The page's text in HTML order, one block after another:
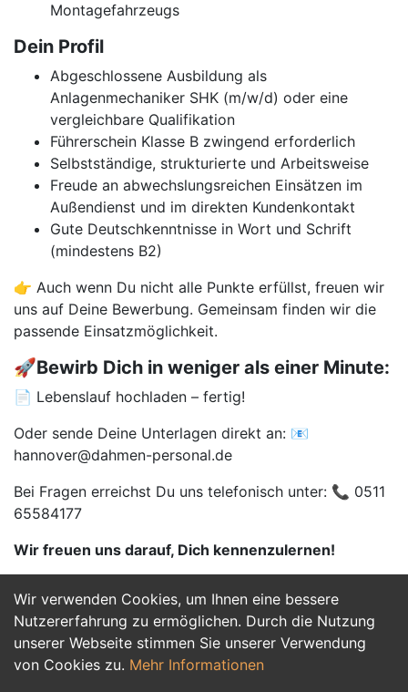
Wir verwenden Cookies, um Ihnen eine bessere
Nutzererfahrung zu ermöglichen. Durch die Nutzung
unserer Webseite stimmen Sie unserer Verwendung
von Cookies zu. Mehr Informationen
Montagefahrzeugs
Dein Profil
Abgeschlossene Ausbildung als
Anlagenmechaniker SHK (m/w/d) oder eine
vergleichbare Qualifikation
Führerschein Klasse B zwingend erforderlich
Selbstständige, strukturierte und Arbeitsweise
Freude an abwechslungsreichen Einsätzen im
Außendienst und im direkten Kundenkontakt
Gute Deutschkenntnisse in Wort und Schrift
(mindestens B2)
👉 Auch wenn Du nicht alle Punkte erfüllst, freuen wir
uns auf Deine Bewerbung. Gemeinsam finden wir die
passende Einsatzmöglichkeit.
🚀Bewirb Dich in weniger als einer Minute:
📄 Lebenslauf hochladen – fertig!
Oder sende Deine Unterlagen direkt an: 📧
hannover@dahmen-personal.de
Bei Fragen erreichst Du uns telefonisch unter: 📞 0511
65584177
Wir freuen uns darauf, Dich kennenzulernen!
Jetzt Bewerben